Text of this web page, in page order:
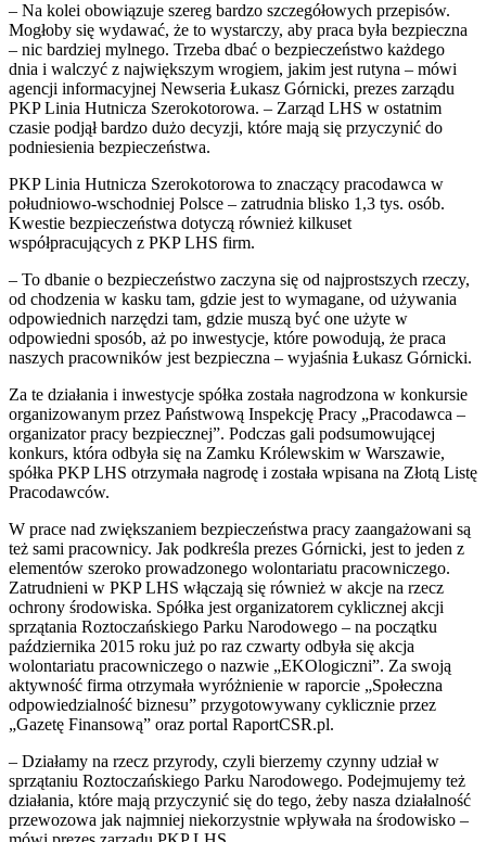
– Na kolei obowiązuje szereg bardzo szczegółowych przepisów.
Mogłoby się wydawać, że to wystarczy, aby praca była bezpieczna
– nic bardziej mylnego. Trzeba dbać o bezpieczeństwo każdego
dnia i walczyć z największym wrogiem, jakim jest rutyna – mówi
agencji informacyjnej Newseria Łukasz Górnicki, prezes zarządu
PKP Linia Hutnicza Szerokotorowa. – Zarząd LHS w ostatnim
czasie podjął bardzo dużo decyzji, które mają się przyczynić do
podniesienia bezpieczeństwa.
PKP Linia Hutnicza Szerokotorowa to znaczący pracodawca w
południowo-wschodniej Polsce – zatrudnia blisko 1,3 tys. osób.
Kwestie bezpieczeństwa dotyczą również kilkuset
współpracujących z PKP LHS firm.
– To dbanie o bezpieczeństwo zaczyna się od najprostszych rzeczy,
od chodzenia w kasku tam, gdzie jest to wymagane, od używania
odpowiednich narzędzi tam, gdzie muszą być one użyte w
odpowiedni sposób, aż po inwestycje, które powodują, że praca
naszych pracowników jest bezpieczna – wyjaśnia Łukasz Górnicki.
Za te działania i inwestycje spółka została nagrodzona w konkursie
organizowanym przez Państwową Inspekcję Pracy „Pracodawca –
organizator pracy bezpiecznej”. Podczas gali podsumowującej
konkurs, która odbyła się na Zamku Królewskim w Warszawie,
spółka PKP LHS otrzymała nagrodę i została wpisana na Złotą Listę
Pracodawców.
W prace nad zwiększaniem bezpieczeństwa pracy zaangażowani są
też sami pracownicy. Jak podkreśla prezes Górnicki, jest to jeden z
elementów szeroko prowadzonego wolontariatu pracowniczego.
Zatrudnieni w PKP LHS włączają się również w akcje na rzecz
ochrony środowiska. Spółka jest organizatorem cyklicznej akcji
sprzątania Roztoczańskiego Parku Narodowego – na początku
października 2015 roku już po raz czwarty odbyła się akcja
wolontariatu pracowniczego o nazwie „EKOlogiczni”. Za swoją
aktywność firma otrzymała wyróżnienie w raporcie „Społeczna
odpowiedzialność biznesu” przygotowywany cyklicznie przez
„Gazetę Finansową” oraz portal RaportCSR.pl.
– Działamy na rzecz przyrody, czyli bierzemy czynny udział w
sprzątaniu Roztoczańskiego Parku Narodowego. Podejmujemy też
działania, które mają przyczynić się do tego, żeby nasza działalność
przewozowa jak najmniej niekorzystnie wpływała na środowisko –